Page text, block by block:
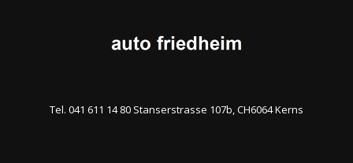
Tel. 041 611 14 80 Stanserstrasse 107b, CH6064 Kerns